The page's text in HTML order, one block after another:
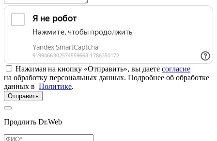
Нажимая на кнопку «Отправить», вы даете согласие
на обработку персональных данных. Подробнее об обработке
данных в Политике.
Отправить
Продлить Dr.Web